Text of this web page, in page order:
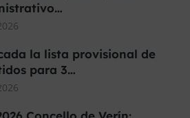
la lista provisional de
para 3…